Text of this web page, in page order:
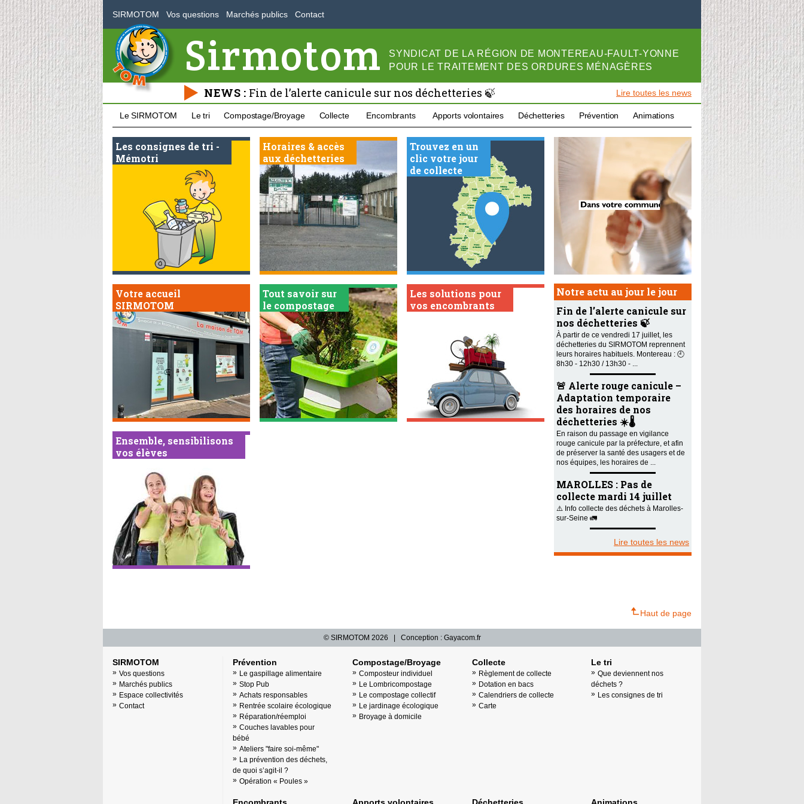
SIRMOTOM Vos questions Marchés publics Contact
Sirmotom SYNDICAT DE LA RÉGION DE MONTEREAU-FAULT-YONNE
POUR LE TRAITEMENT DES ORDURES MÉNAGÈRES
NEWS : Fin de l’alerte canicule sur nos déchetteries 🍃 Lire toutes les news
Le SIRMOTOM Le tri Compostage/Broyage Collecte Encombrants Apports volontaires Déchetteries Prévention Animations
Les consignes de tri -
Mémotri
Horaires & accès
aux déchetteries
Trouvez en un
clic votre jour
de collecte
Votre accueil
SIRMOTOM
Tout savoir sur
le compostage
Les solutions pour
vos encombrants
Ensemble, sensibilisons
vos élèves
Notre actu au jour le jour
Fin de l’alerte canicule sur
nos déchetteries 🍃
À partir de ce vendredi 17 juillet, les
déchetteries du SIRMOTOM reprennent
leurs horaires habituels. Montereau : 🕘
8h30 - 12h30 / 13h30 - ...
🚨 Alerte rouge canicule –
Adaptation temporaire
des horaires de nos
déchetteries ☀️🌡️
En raison du passage en vigilance
rouge canicule par la préfecture, et afin
de préserver la santé des usagers et de
nos équipes, les horaires de ...
MAROLLES : Pas de
collecte mardi 14 juillet
⚠️ Info collecte des déchets à Marolles-
sur-Seine 🚛
Lire toutes les news
Haut de page
© SIRMOTOM 2026 | Conception : Gayacom.fr
SIRMOTOM
Vos questions
Marchés publics
Espace collectivités
Contact
Prévention
Le gaspillage alimentaire
Stop Pub
Achats responsables
Rentrée scolaire écologique
Réparation/réemploi
Couches lavables pour
bébé
Ateliers "faire soi-même"
La prévention des déchets,
de quoi s’agit-il ?
Opération « Poules »
Compostage/Broyage
Composteur individuel
Le Lombricompostage
Le compostage collectif
Le jardinage écologique
Broyage à domicile
Collecte
Règlement de collecte
Dotation en bacs
Calendriers de collecte
Carte
Le tri
Que deviennent nos
déchets ?
Les consignes de tri